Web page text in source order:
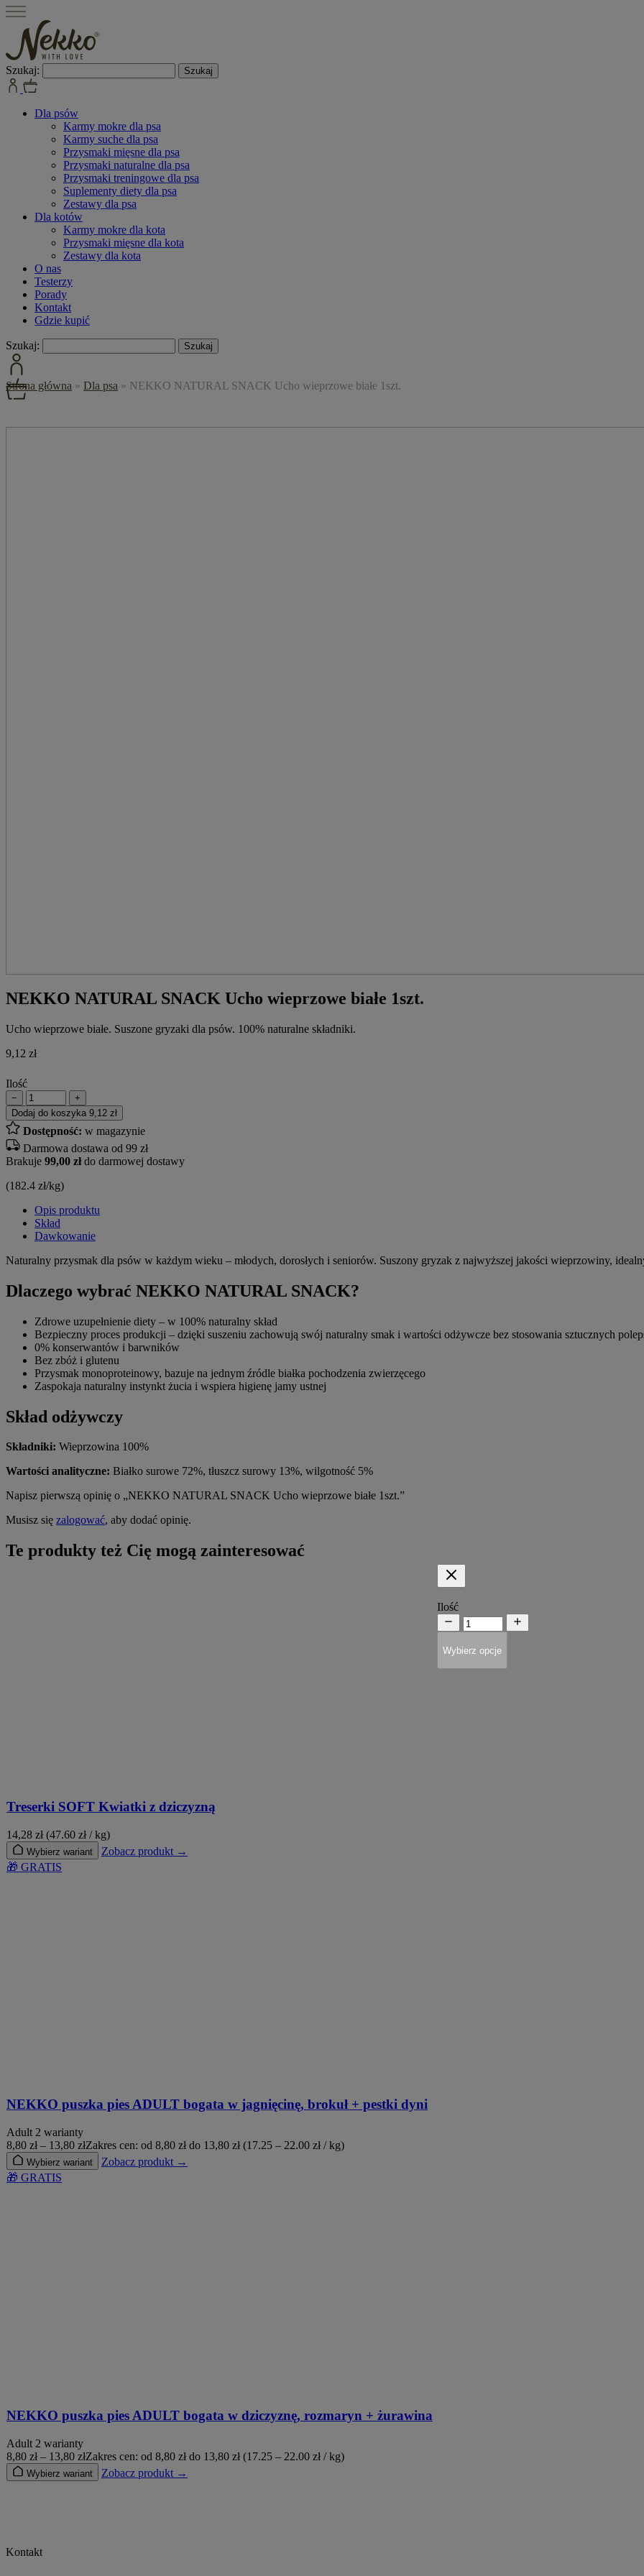
Szukaj:
Dla psów
Karmy mokre dla psa
Karmy suche dla psa
Przysmaki mięsne dla psa
Przysmaki naturalne dla psa
Przysmaki treningowe dla psa
Suplementy diety dla psa
Zestawy dla psa
Dla kotów
Karmy mokre dla kota
Przysmaki mięsne dla kota
Zestawy dla kota
O nas
Testerzy
Porady
Kontakt
Gdzie kupić
Szukaj:
Strona główna » Dla psa » NEKKO NATURAL SNACK Ucho wieprzowe białe 1szt.
NEKKO NATURAL SNACK Ucho wieprzowe białe 1szt.
Ucho wieprzowe białe. Suszone gryzaki dla psów. 100% naturalne składniki.
9,12 zł
Ilość
−
+
Dodaj do koszyka 9,12 zł
Dostępność: w magazynie
Darmowa dostawa od 99 zł
Brakuje 99,00 złdo darmowej dostawy
(182.4 zł/kg)
Opis produktu
Skład
Dawkowanie
Naturalny przysmak dla psów w każdym wieku – młodych, dorosłych i seniorów. Suszony gryzak z najwyższej jakości wieprzowiny,
Dlaczego wybrać NEKKO NATURAL SNACK?
Zdrowe uzupełnienie diety – w 100% naturalny skład
Bezpieczny proces produkcji – dzięki suszeniu zachowują swój naturalny smak i wartości odżywcze bez stosowania sztucznych
0% konserwantów i barwników
Bez zbóż i glutenu
Przysmak monoproteinowy, bazuje na jednym źródle białka pochodzenia zwierzęcego
Zaspokaja naturalny instynkt żucia i wspiera higienę jamy ustnej
Skład odżywczy
Składniki: Wieprzowina 100%
Wartości analityczne: Białko surowe 72%, tłuszcz surowy 13%, wilgotność 5%
Napisz pierwszą opinię o „NEKKO NATURAL SNACK Ucho wieprzowe białe 1szt.”
Musisz się zalogować, aby dodać opinię.
Te produkty też Cię mogą zainteresować
Treserki SOFT Kwiatki z dziczyzną
14,28 zł (47.60 zł / kg)
Wybierz wariant
Zobacz produkt →
🎁 GRATIS
NEKKO puszka pies ADULT bogata w jagnięcinę, brokuł + pestki dyni
Adult 2 warianty
8,80 zł – 13,80 złZakres cen: od 8,80 zł do 13,80 zł (17.25 – 22.00 zł / kg)
Wybierz wariant
Zobacz produkt →
🎁 GRATIS
NEKKO puszka pies ADULT bogata w dziczyznę, rozmaryn + żurawina
Adult 2 warianty
8,80 zł – 13,80 złZakres cen: od 8,80 zł do 13,80 zł (17.25 – 22.00 zł / kg)
Wybierz wariant Zobacz produkt →
Kontakt
Ilość
Wybierz opcje